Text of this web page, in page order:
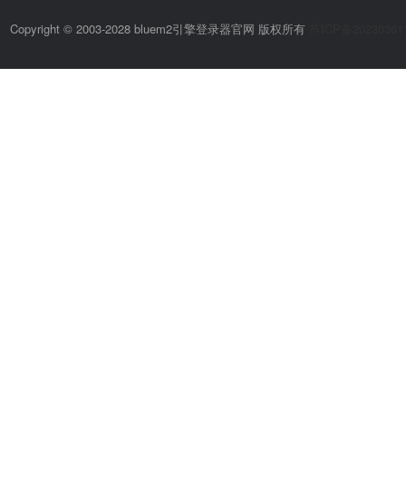
Copyright © 2003-2028 bluem2引擎登录器官网 版权所有